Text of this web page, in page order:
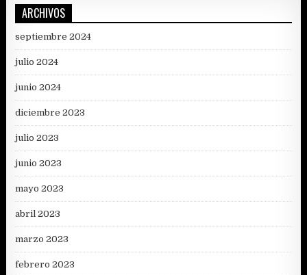
ARCHIVOS
septiembre 2024
julio 2024
junio 2024
diciembre 2023
julio 2023
junio 2023
mayo 2023
abril 2023
marzo 2023
febrero 2023